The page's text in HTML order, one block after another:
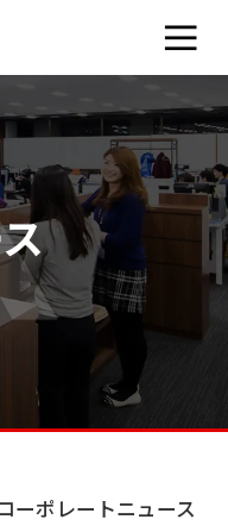
コーポレートニュース